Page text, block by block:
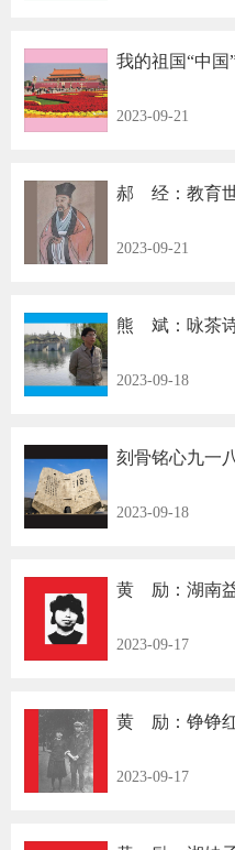
我的祖国“中国
2023-09-21
郝 经：教育
2023-09-21
熊 斌：咏茶
2023-09-18
刻骨铭心九一八
2023-09-18
黄 励：湖南
2023-09-17
黄 励：铮铮
2023-09-17